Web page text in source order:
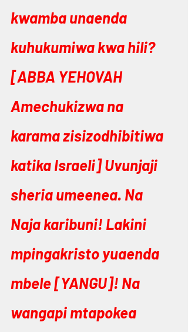
kwamba unaenda
kuhukumiwa kwa hili?
[ABBA YEHOVAH
Amechukizwa na
karama zisizodhibitiwa
katika Israeli] Uvunjaji
sheria umeenea. Na
Naja karibuni! Lakini
mpingakristo yuaenda
mbele [YANGU]! Na
wangapi mtapokea